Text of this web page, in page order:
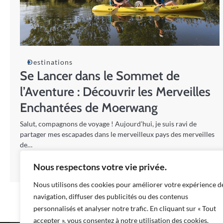
Nous respectons votre vie privée.
Nous utilisons des cookies pour améliorer votre expérience
navigation, diffuser des publicités ou des contenus
personnalisés et analyser notre trafic. En cliquant sur « Tout
accepter », vous consentez à notre utilisation des cookies.
Destinations
Se Lancer dans le Sommet de
l’Aventure : Découvrir les Merveilles
Enchantées de Moerwang
Salut, compagnons de voyage ! Aujourd’hui, je suis ravi de
partager mes escapades dans le merveilleux pays des merveilles
de…
Romana 10/01/2024